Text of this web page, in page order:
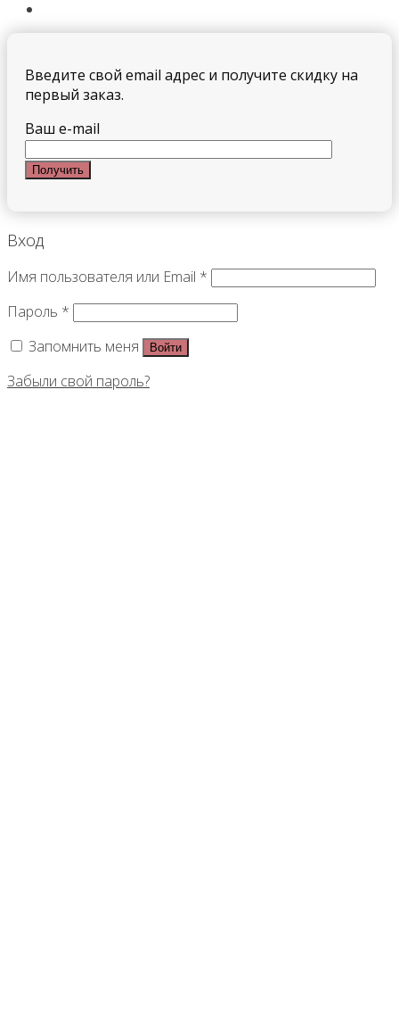
Введите свой email адрес и получите скидку на
первый заказ.
Ваш e-mail
Вход
Имя пользователя или Email *
Пароль *
Запомнить меня
Войти
Забыли свой пароль?